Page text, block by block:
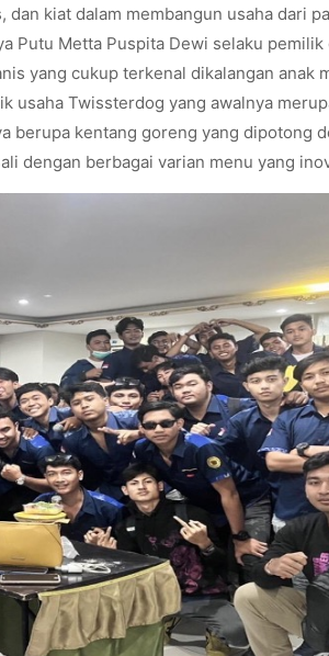
kiat dalam membangun usaha dari
Putu Metta Puspita Dewi selaku
yang cukup terkenal dikalangan anak
usaha Twissterdog yang awalnya
berupa kentang goreng yang dipotong
dengan berbagai varian menu yang